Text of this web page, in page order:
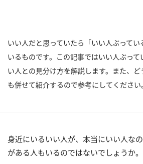
いい人だと思っていたら「いい人ぶってい
いるものです。この記事ではいい人ぶっ
い人との見分け方を解説します。また、
も併せて紹介するので参考にしてください。
身近にいるいい人が、本当にいい人な
がある人もいるのではないでしょうか。